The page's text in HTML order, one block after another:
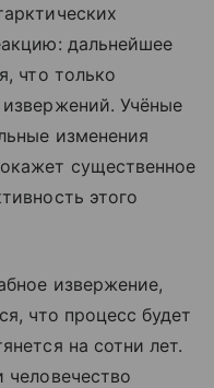
дальнейшее
что только
Учёные
изменения
существенное
этого
извержение,
что процесс будет
на сотни лет.